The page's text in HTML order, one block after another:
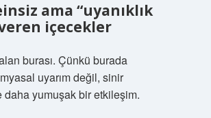
ama “uyanıklık
içecekler
burası. Çünkü burada
uyarım değil, sinir
daha yumuşak bir etkileşim.